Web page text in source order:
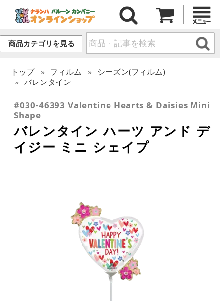
商品カテゴリを見る
トップ フィルム
シーズン(フィルム)
バレンタイン
#030-46393 Valentine Hearts & Daisies Mini
Shape
バレンタイン ハーツ アンド デ
イジー ミニ シェイプ